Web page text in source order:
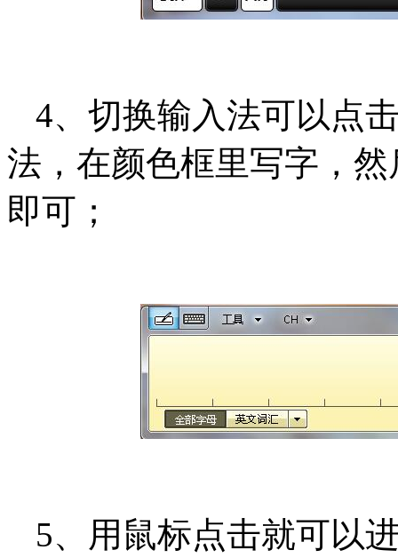
4、切换输入法可以点
法，在颜色框里写字，
即可；
5、用鼠标点击就可以